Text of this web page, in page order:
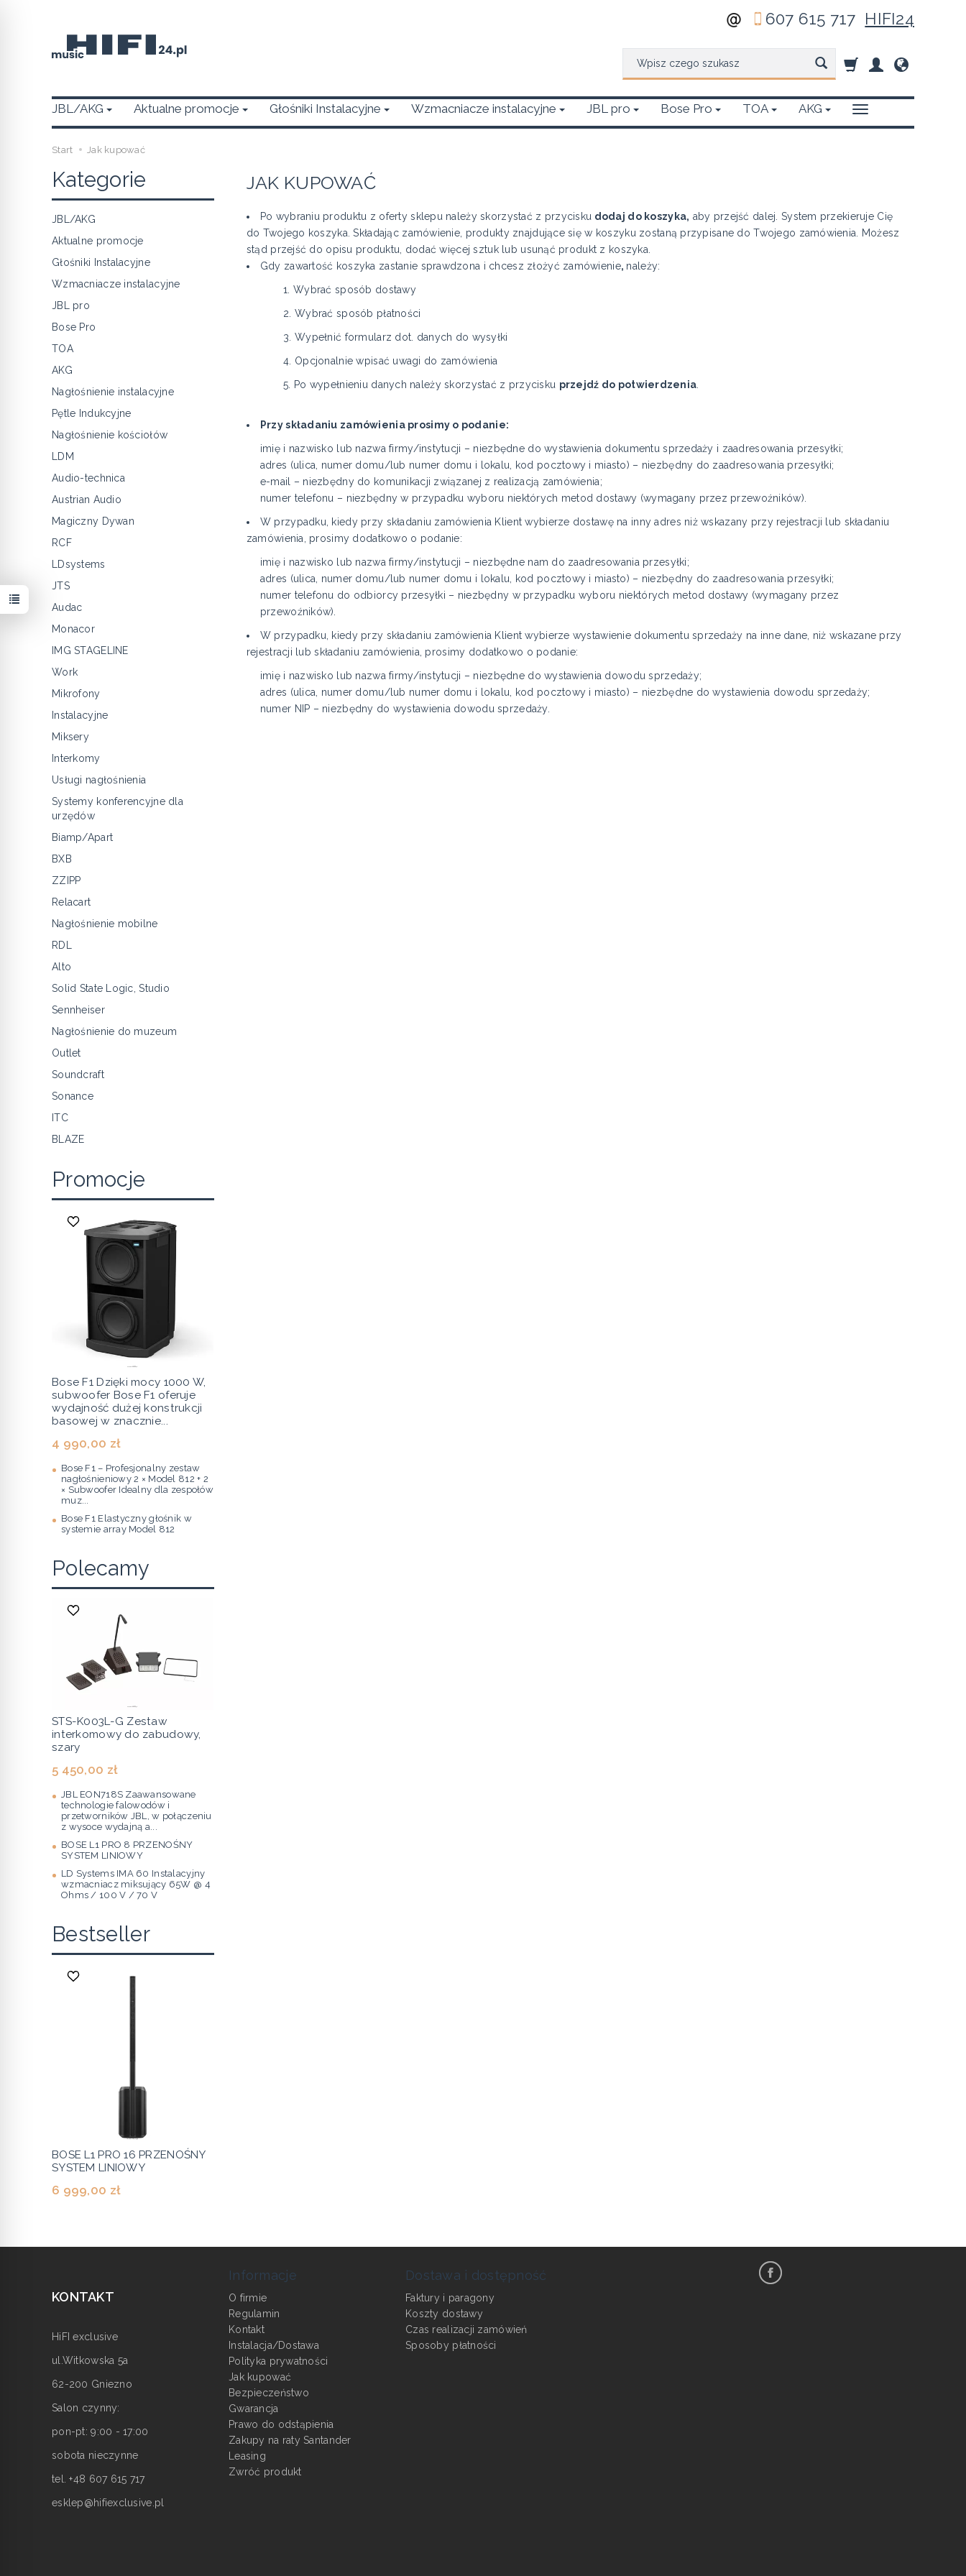
607 615 717 HIFI24
JBL/AKG Aktualne promocje Głośniki Instalacyjne Wzmacniacze instalacyjne JBL pro Bose Pro TOA AKG
Start Jak kupować
JAK KUPOWAĆ
Po wybraniu produktu z oferty sklepu należy skorzystać z przycisku dodaj do koszyka, aby przejść dalej. System przekieruje Cię
do Twojego koszyka. Składając zamówienie, produkty znajdujące się w koszyku zostaną przypisane do Twojego zamówienia. Możesz
stąd przejść do opisu produktu, dodać więcej sztuk lub usunąć produkt z koszyka.
Gdy zawartość koszyka zastanie sprawdzona i chcesz złożyć zamówienie, należy:
1. Wybrać sposób dostawy
2. Wybrać sposób płatności
3. Wypełnić formularz dot. danych do wysyłki
4. Opcjonalnie wpisać uwagi do zamówienia
5. Po wypełnieniu danych należy skorzystać z przycisku przejdź do potwierdzenia
Przy składaniu zamówienia prosimy o podanie:
imię i nazwisko lub nazwa firmy/instytucji – niezbędne do wystawienia dokumentu sprzedaży i zaadresowania przesyłki;
adres (ulica, numer domu/lub numer domu i lokalu, kod pocztowy i miasto) – niezbędny do zaadresowania przesyłki;
e-mail – niezbędny do komunikacji związanej z realizacją zamówienia;
numer telefonu – niezbędny w przypadku wyboru niektórych metod dostawy (wymagany przez przewoźników).
W przypadku, kiedy przy składaniu zamówienia Klient wybierze dostawę na inny adres niż wskazany przy rejestracji lub składaniu
zamówienia, prosimy dodatkowo o podanie:
imię i nazwisko lub nazwa firmy/instytucji – niezbędne nam do zaadresowania przesyłki;
adres (ulica, numer domu/lub numer domu i lokalu, kod pocztowy i miasto) – niezbędny do zaadresowania przesyłki;
numer telefonu do odbiorcy przesyłki – niezbędny w przypadku wyboru niektórych metod dostawy (wymagany przez
przewoźników).
W przypadku, kiedy przy składaniu zamówienia Klient wybierze wystawienie dokumentu sprzedaży na inne dane, niż wskazane przy
rejestracji lub składaniu zamówienia, prosimy dodatkowo o podanie:
imię i nazwisko lub nazwa firmy/instytucji – niezbędne do wystawienia dowodu sprzedaży;
adres (ulica, numer domu/lub numer domu i lokalu, kod pocztowy i miasto) – niezbędne do wystawienia dowodu sprzedaży;
numer NIP – niezbędny do wystawienia dowodu sprzedaży.
Kategorie
JBL/AKG
Aktualne promocje
Głośniki Instalacyjne
Wzmacniacze instalacyjne
JBL pro
Bose Pro
TOA
AKG
Nagłośnienie instalacyjne
Pętle Indukcyjne
Nagłośnienie kościołów
LDM
Audio-technica
Austrian Audio
Magiczny Dywan
RCF
LDsystems
JTS
Audac
Monacor
IMG STAGELINE
Work
Mikrofony
Instalacyjne
Miksery
Interkomy
Usługi nagłośnienia
Systemy konferencyjne dla
urzędów
Biamp/Apart
BXB
ZZIPP
Relacart
Nagłośnienie mobilne
RDL
Alto
Solid State Logic, Studio
Sennheiser
Nagłośnienie do muzeum
Outlet
Soundcraft
Sonance
ITC
BLAZE
Promocje
Bose F1 Dzięki mocy 1000 W,
subwoofer Bose F1 oferuje
wydajność dużej konstrukcji
basowej w znacznie...
4 990,00 zł
Bose F1 – Profesjonalny zestaw
nagłośnieniowy 2 × Model 812 + 2
× Subwoofer Idealny dla zespołów
muz...
Bose F1 Elastyczny głośnik w
systemie array Model 812
Polecamy
STS-K003L-G Zestaw
interkomowy do zabudowy,
szary
5 450,00 zł
JBL EON718S Zaawansowane
technologie falowodów i
przetworników JBL, w połączeniu
z wysoce wydajną a...
BOSE L1 PRO 8 PRZENOŚNY
SYSTEM LINIOWY
LD Systems IMA 60 Instalacyjny
wzmacniacz miksujący 65W @ 4
Ohms / 100 V / 70 V
Bestseller
BOSE L1 PRO 16 PRZENOŚNY
SYSTEM LINIOWY
6 999,00 zł
KONTAKT
HiFI exclusive
ul.Witkowska 5a
62-200 Gniezno
Salon czynny:
pon-pt: 9:00 - 17:00
sobota nieczynne
tel. +48 607 615 717
esklep@hifiexclusive.pl
Informacje
O firmie
Regulamin
Kontakt
Instalacja/Dostawa
Polityka prywatności
Jak kupować
Bezpieczeństwo
Gwarancja
Prawo do odstąpienia
Zakupy na raty Santander
Leasing
Zwróć produkt
Dostawa i dostępność
Faktury i paragony
Koszty dostawy
Czas realizacji zamówień
Sposoby płatności